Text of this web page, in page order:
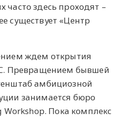
часто здесь проходят –
существует «Центр
ждем открытия
Превращением бывшей
амбициозной
занимается бюро
Workshop. Пока комплекс